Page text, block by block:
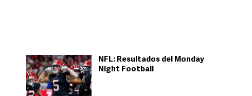
NFL: Resultados del Monday
Night Football